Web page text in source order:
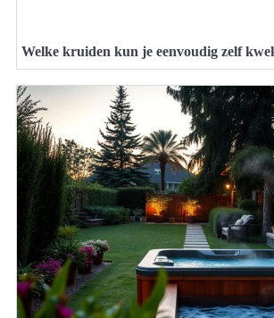
Welke kruiden kun je eenvoudig zelf